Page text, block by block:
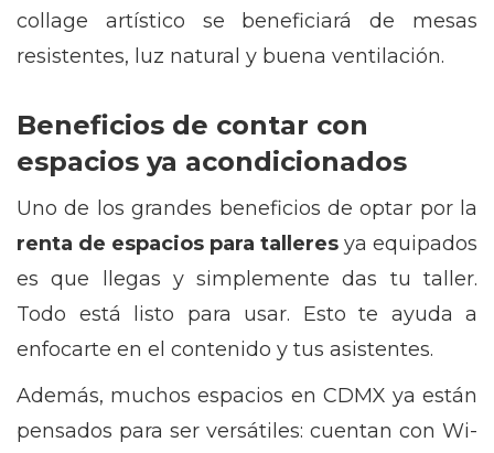
collage artístico se beneficiará de mesas
resistentes, luz natural y buena ventilación.
Beneficios de contar con
espacios ya acondicionados
Uno de los grandes beneficios de optar por la
renta de espacios para talleres ya equipados
es que llegas y simplemente das tu taller.
Todo está listo para usar. Esto te ayuda a
enfocarte en el contenido y tus asistentes.
Además, muchos espacios en CDMX ya están
pensados para ser versátiles: cuentan con Wi-